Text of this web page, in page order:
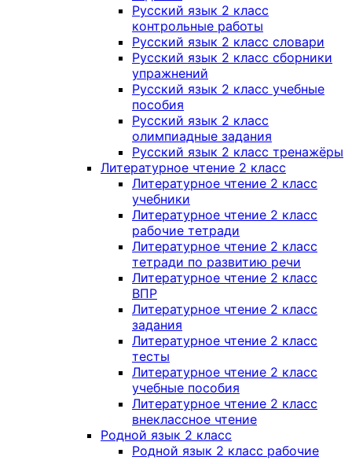
Русский язык 2 класс
контрольные работы
Русский язык 2 класс словари
Русский язык 2 класс сборники
упражнений
Русский язык 2 класс учебные
пособия
Русский язык 2 класс
олимпиадные задания
Русский язык 2 класс тренажёры
Литературное чтение 2 класс
Литературное чтение 2 класс
учебники
Литературное чтение 2 класс
рабочие тетради
Литературное чтение 2 класс
тетради по развитию речи
Литературное чтение 2 класс
ВПР
Литературное чтение 2 класс
задания
Литературное чтение 2 класс
тесты
Литературное чтение 2 класс
учебные пособия
Литературное чтение 2 класс
внеклассное чтение
Родной язык 2 класс
Родной язык 2 класс рабочие